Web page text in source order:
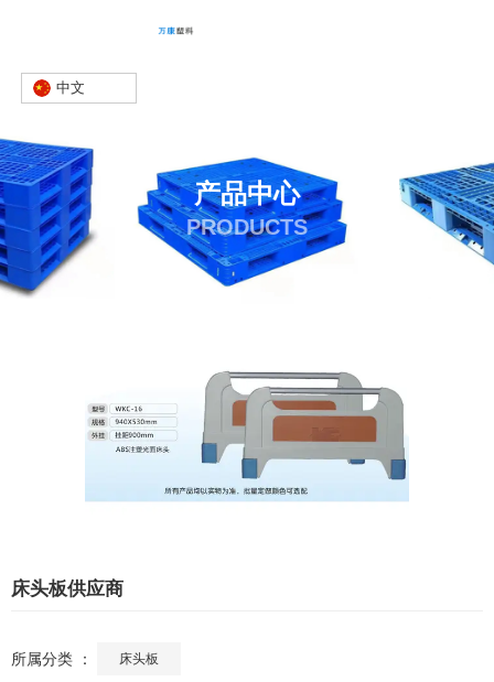
中文
产品中心
PRODUCTS
床头板供应商
所属分类 ： 床头板